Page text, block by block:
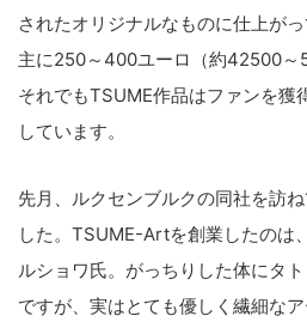
されたオリジナルなものに仕上が
主に250～400ユーロ（約42500～
それでもTSUME作品はファンを獲
しています。
先月、ルクセンブルクの同社を訪
した。TSUME-Artを創業したのは
ルショワ氏。がっちりした体にタ
ですが、実はとても優しく繊細な